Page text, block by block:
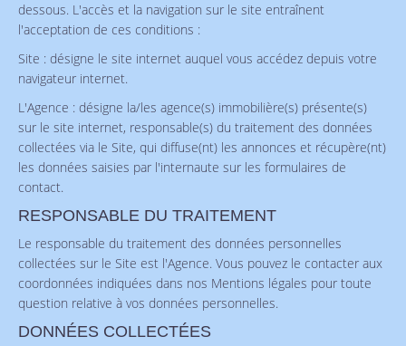
dessous. L'accès et la navigation sur le site entraînent
l'acceptation de ces conditions :
Site : désigne le site internet auquel vous accédez depuis votre
navigateur internet.
L'Agence : désigne la/les agence(s) immobilière(s) présente(s)
sur le site internet, responsable(s) du traitement des données
collectées via le Site, qui diffuse(nt) les annonces et récupère(nt)
les données saisies par l'internaute sur les formulaires de
contact.
RESPONSABLE DU TRAITEMENT
Le responsable du traitement des données personnelles
collectées sur le Site est l'Agence. Vous pouvez le contacter aux
coordonnées indiquées dans nos Mentions légales pour toute
question relative à vos données personnelles.
DONNÉES COLLECTÉES